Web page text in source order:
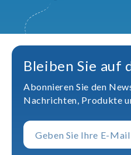
Bleiben Sie auf
Abonnieren Sie den
Nachrichten, Produkte